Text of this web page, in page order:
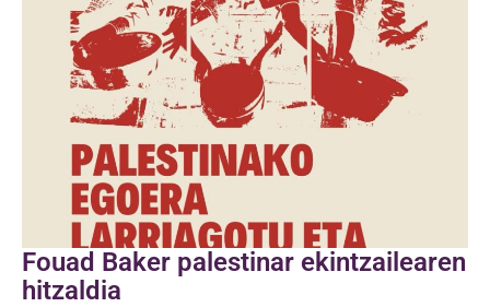
Fouad Baker palestinar ekintzailearen
hitzaldia